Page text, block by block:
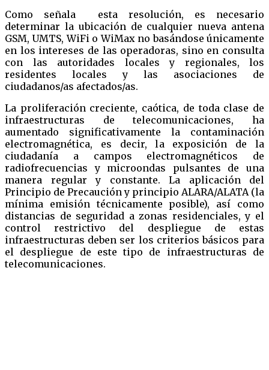
Como señala esta resolución, es necesario
determinar la ubicación de cualquier nueva antena
GSM, UMTS, WiFi o WiMax no basándose únicamente
en los intereses de las operadoras, sino en consulta
con las autoridades locales y regionales, los
residentes locales y las asociaciones de
ciudadanos/as afectados/as.
La proliferación creciente, caótica, de toda clase de
infraestructuras de telecomunicaciones, ha
aumentado significativamente la contaminación
electromagnética, es decir, la exposición de la
ciudadanía a campos electromagnéticos de
radiofrecuencias y microondas pulsantes de una
manera regular y constante. La aplicación del
Principio de Precaución y principio ALARA/ALATA (la
mínima emisión técnicamente posible), así como
distancias de seguridad a zonas residenciales, y el
control restrictivo del despliegue de estas
infraestructuras deben ser los criterios básicos para
el despliegue de este tipo de infraestructuras de
telecomunicaciones.